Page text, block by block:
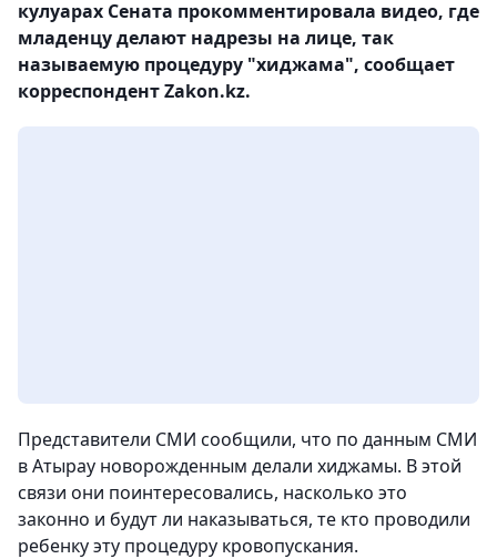
кулуарах Сената прокомментировала видео, где
младенцу делают надрезы на лице, так
называемую процедуру "хиджама", сообщает
корреспондент Zakon.kz.
Представители СМИ сообщили, что по данным СМИ
в Атырау новорожденным делали хиджамы. В этой
связи они поинтересовались, насколько это
законно и будут ли наказываться, те кто проводили
ребенку эту процедуру кровопускания.